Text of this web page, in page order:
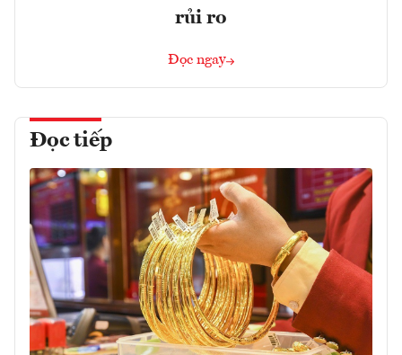
rủi ro
Đọc ngay
Đọc tiếp